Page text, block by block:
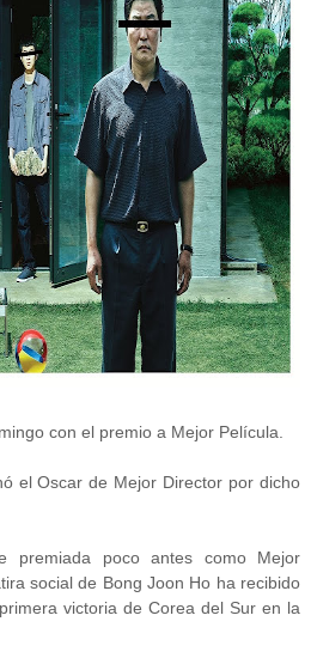
con el premio a Mejor Película.
el Oscar de Mejor Director por dicho
premiada poco antes como Mejor
social de Bong Joon Ho ha recibido
victoria de Corea del Sur en la